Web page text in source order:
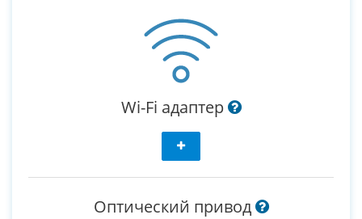
Wi-Fi адаптер
Оптический привод